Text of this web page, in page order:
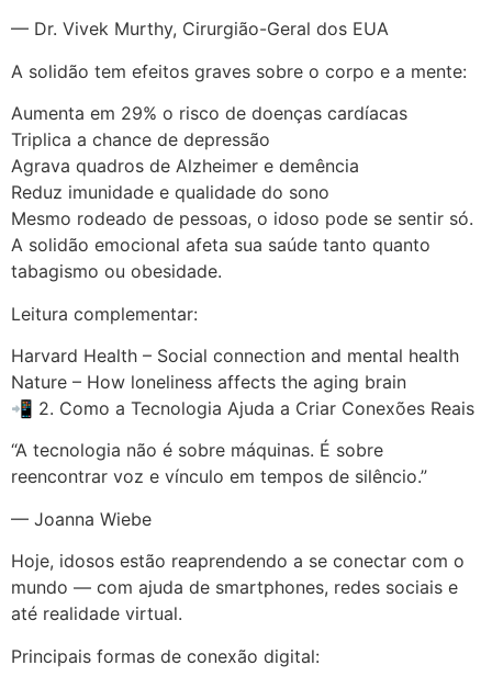
— Dr. Vivek Murthy, Cirurgião-Geral dos EUA
A solidão tem efeitos graves sobre o corpo e a mente:
Aumenta em 29% o risco de doenças cardíacas
Triplica a chance de depressão
Agrava quadros de Alzheimer e demência
Reduz imunidade e qualidade do sono
Mesmo rodeado de pessoas, o idoso pode se sentir só.
A solidão emocional afeta sua saúde tanto quanto
tabagismo ou obesidade.
Leitura complementar:
Harvard Health – Social connection and mental health
Nature – How loneliness affects the aging brain
📲 2. Como a Tecnologia Ajuda a Criar Conexões Reais
“A tecnologia não é sobre máquinas. É sobre
reencontrar voz e vínculo em tempos de silêncio.”
— Joanna Wiebe
Hoje, idosos estão reaprendendo a se conectar com o
mundo — com ajuda de smartphones, redes sociais e
até realidade virtual.
Principais formas de conexão digital: